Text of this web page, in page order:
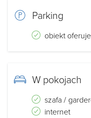
Parking
obiekt
W pokojach
szafa /
internet